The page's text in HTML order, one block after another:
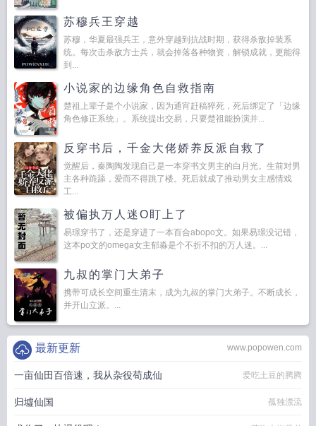
苏穆兵王穿越
苏穆，华夏最强兵王，意外穿越到抗战时期，获得杀敌掉装系
统。每次击杀敌方士兵，就会掉落各种物资，解锁成就，更能得
到...
小说家的边缘角色自救指南
楚祖上辈子是个小说家，因为通宵赶稿猝死，死后绑定了「边缘
角色修正系统」。系统提出交易，只要楚祖能扮演并...
反穿书后，千金大佬娇养反派自救了
觉醒后，秦陶陶发现自己是一本穿书文男主的白月光。生前对男
主各种跪舔，爱而不得跳了楼。死后就成了推动男女主感情戏
工...
被偏执万人迷O盯上了
易璟穿书了，还是穿进了一本百合abopo文。如果易璟没记错，
这本po文的omega女主郁淼是个不折不扣的万人迷。...
九叔的掌门大弟子
携带可成长空间重生清末，成为九叔的掌门大弟子。不断成长，
并开山立派。...
www.popowen.com
最新更新
一亩仙田百倍速，我从杂役苟成仙 爱吃土豆的腾腾
归墟仙国 孤独漂流